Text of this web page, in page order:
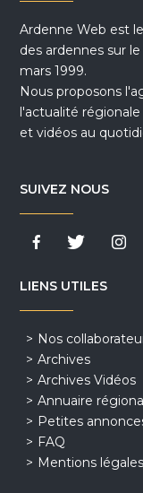
Ardenne Web est
des ardennes sur
mars 1999.
Nous proposons
l'actualité
et vidéos au
SUIVEZ NOUS
LIENS UTILES
Nos
Archives
Archives Vidéos
Annuaire
Petites
FAQ
Mentions légales